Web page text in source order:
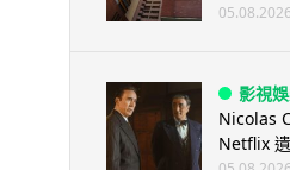
05.08.2026
影視
Nicolas
Netflix